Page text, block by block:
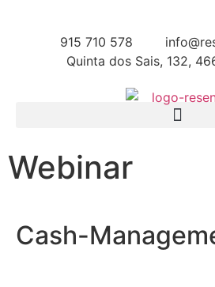
915 710 578
Quinta dos Sais, 132,
Webinar
Cash-